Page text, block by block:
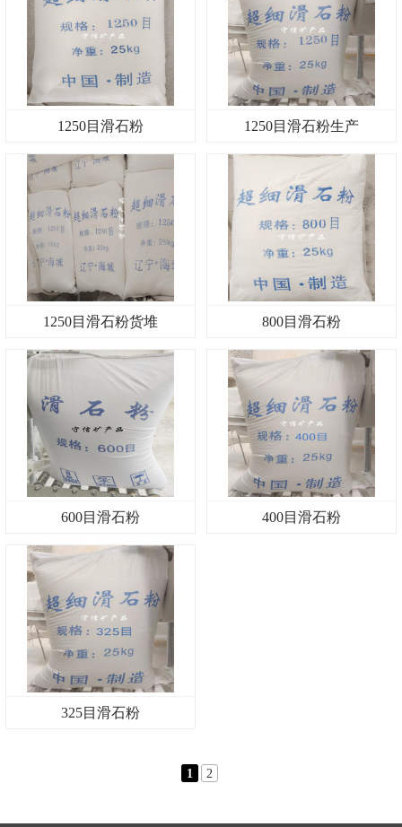
1250目滑石粉 1250目滑石粉生产
1250目滑石粉货堆 800目滑石粉
600目滑石粉 400目滑石粉
325目滑石粉
1 2